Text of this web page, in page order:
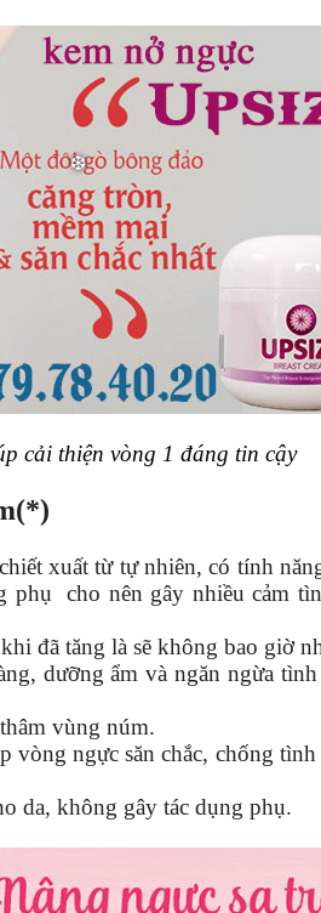
cải thiện vòng 1 đáng tin cậy
chiết xuất từ tự nhiên, có tính
phụ cho nên gây nhiều cảm
đã tăng là sẽ không bao giờ
dưỡng ẩm và ngăn ngừa tình
vùng núm.
vòng ngực săn chắc, chống
da, không gây tác dụng phụ.